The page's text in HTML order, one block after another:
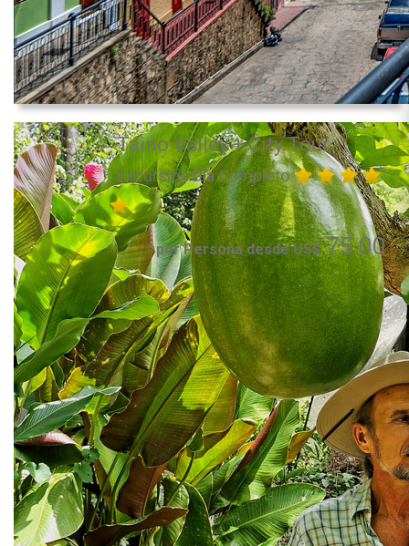
Taino Valley + City Tour
Excursión Día Completo
por Persona desde US$75.00